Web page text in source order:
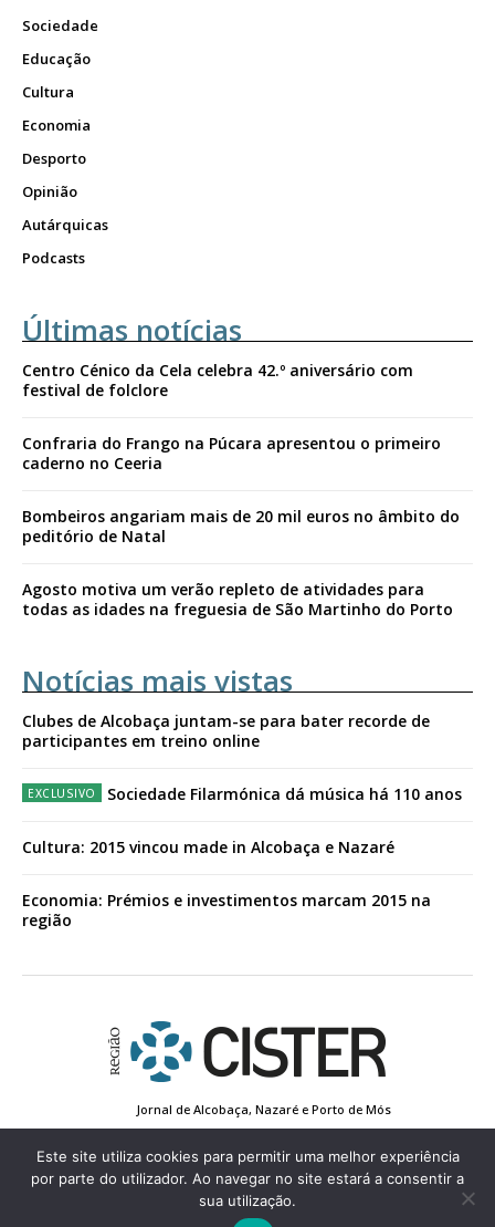
Sociedade
Educação
Cultura
Economia
Desporto
Opinião
Autárquicas
Podcasts
Últimas notícias
Centro Cénico da Cela celebra 42.º aniversário com
festival de folclore
Confraria do Frango na Púcara apresentou o primeiro
caderno no Ceeria
Bombeiros angariam mais de 20 mil euros no âmbito do
peditório de Natal
Agosto motiva um verão repleto de atividades para
todas as idades na freguesia de São Martinho do Porto
Notícias mais vistas
Clubes de Alcobaça juntam-se para bater recorde de
participantes em treino online
Sociedade Filarmónica dá música há 110 anos
Cultura: 2015 vincou made in Alcobaça e Nazaré
Economia: Prémios e investimentos marcam 2015 na
região
Jornal de Alcobaça, Nazaré e Porto de Mós
Estatuto Editorial
Contactos
Política de Privacidade
Conta de Registo
Edição Impressa
© 2022 Região de Cister - Todos os direitos reservados.
Este site utiliza cookies para permitir uma melhor experiência
por parte do utilizador. Ao navegar no site estará a consentir a
sua utilização.